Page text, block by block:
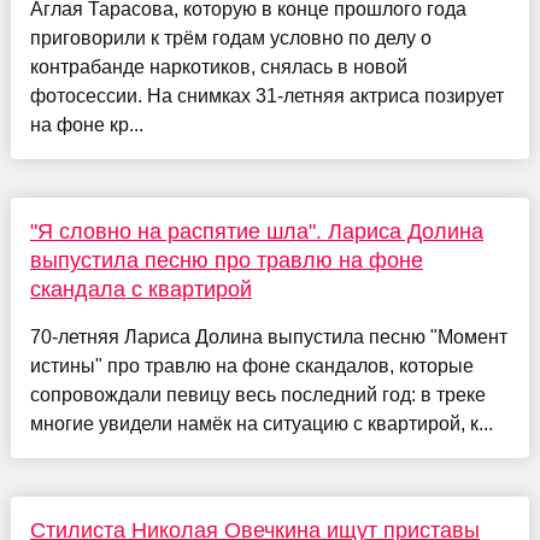
Аглая Тарасова, которую в конце прошлого года
приговорили к трём годам условно по делу о
контрабанде наркотиков, снялась в новой
фотосессии. На снимках 31-летняя актриса позирует
на фоне кр...
"Я словно на распятие шла". Лариса Долина
выпустила песню про травлю на фоне
скандала с квартирой
70-летняя Лариса Долина выпустила песню "Момент
истины" про травлю на фоне скандалов, которые
сопровождали певицу весь последний год: в треке
многие увидели намёк на ситуацию с квартирой, к...
Стилиста Николая Овечкина ищут приставы